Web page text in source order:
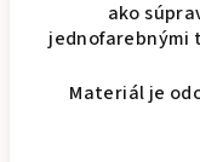
ako
jednofarebnými
Materiál je